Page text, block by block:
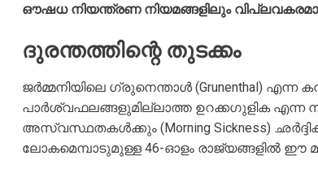
ഔഷധ നിയന്ത്രണ നിയമങ്ങളിലും വിപ്ലവകരമായ
ദുരന്തത്തിന്റെ തുടക്കം
ജർമ്മനിയിലെ ഗ്രുനെന്താൾ (Grunenthal)
പാർശ്വഫലങ്ങളുമില്ലാത്ത ഉറക്കഗുളിക എന്ന
അസ്വസ്ഥതകൾക്കും (Morning Sickness)
ലോകമെമ്പാടുമുള്ള 46-ഓളം രാജ്യങ്ങളിൽ ഈ